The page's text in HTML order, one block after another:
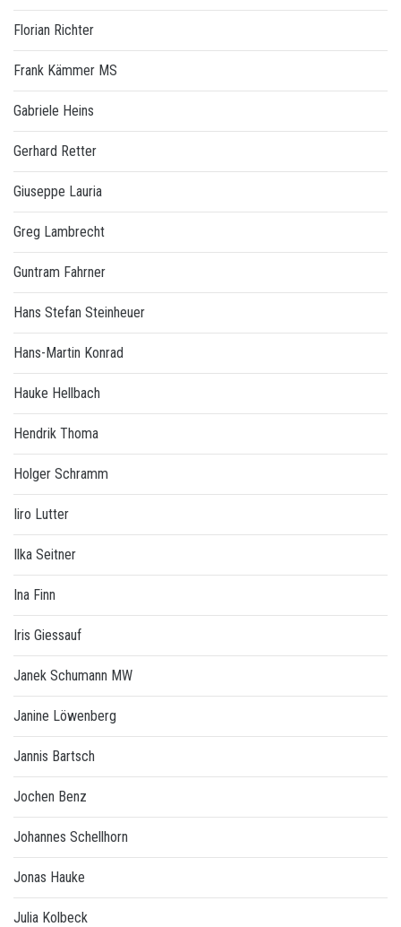
Florian Richter
Frank Kämmer MS
Gabriele Heins
Gerhard Retter
Giuseppe Lauria
Greg Lambrecht
Guntram Fahrner
Hans Stefan Steinheuer
Hans-Martin Konrad
Hauke Hellbach
Hendrik Thoma
Holger Schramm
Iiro Lutter
Ilka Seitner
Ina Finn
Iris Giessauf
Janek Schumann MW
Janine Löwenberg
Jannis Bartsch
Jochen Benz
Johannes Schellhorn
Jonas Hauke
Julia Kolbeck